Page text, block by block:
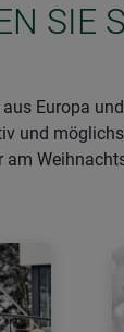
SIE
Europa
und
am